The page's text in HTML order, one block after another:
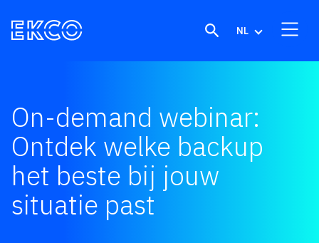
NL
On-demand webinar:
Ontdek welke backup
het beste bij jouw
situatie past